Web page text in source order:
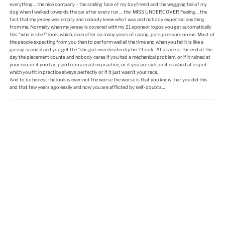
everything… the nice company – the smiling face of my boyfriend and the wagging tail of my
dog when I walked towards the car after every run … the MISS UNDERCOVER Feeling… the
fact that my jersey was empty and nobody knew who I was and nobody expected anything
from me. Normally when my jersey is covered with my 21 sponsor logos you get automatically
this “who is she?” look, which, even after so many years of racing, puts pressure on me. Most of
the people expecting from you then to perform well all the time and when you fail it is like a
gossip scandal and you get the “she got even beaten by her? Look. At a race at the end of the
day the placement counts and nobody cares if you had a mechanical problem, or if it rained at
your run, or if you had pain from a crash in practice, or if you are sick, or if crashed at a spot
which you hit in practice always perfectly or if it just wasn’t your race.
And to be honest the look is even not the worse the worse is that you know that you did this
and that few years ago easily and now you are afflicted by self-doubts…